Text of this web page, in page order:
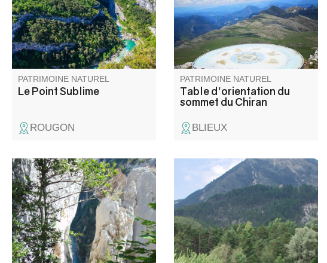
trouve sur la rive droite, en aval
du village de Rougon.
PATRIMOINE NATUREL
Le Point Sublime
ROUGON
différents sommets et points
qui vous feront face.
PATRIMOINE NATUREL
Table d'orientation du
sommet du Chiran
BLIEUX
La Brèche Imbert est située au
milieu du Blanc-Martel, c'est un
escalier dans le vide, avec des
rambardes, de 274 marches
est l'un des points de vues les
plus impressionnant du sentier
Blanc-Martel.
Le Marais de Château-Garnier
constitue un des rares sites
connus des Alpes de Haute-
Provence.